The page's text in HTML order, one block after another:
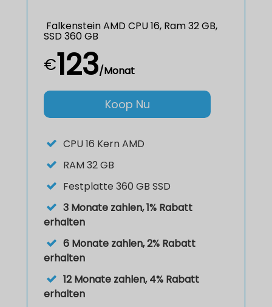
Falkenstein AMD CPU 16, Ram 32 GB,
SSD 360 GB
€123/Monat
Koop Nu
CPU 16 Kern AMD
RAM 32 GB
Festplatte 360 GB SSD
3 Monate zahlen, 1% Rabatt
erhalten
6 Monate zahlen, 2% Rabatt
erhalten
12 Monate zahlen, 4% Rabatt
erhalten